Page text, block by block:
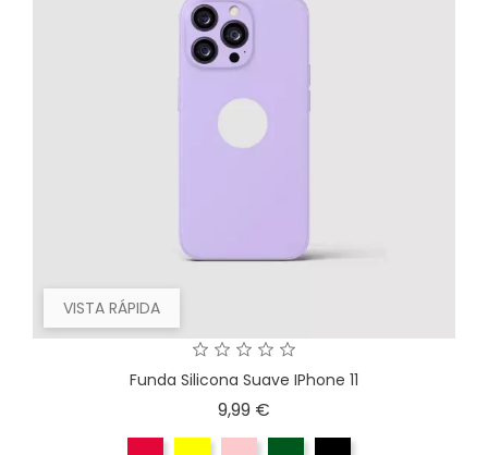
VISTA RÁPIDA
Funda Silicona Suave IPhone 11
9,99 €